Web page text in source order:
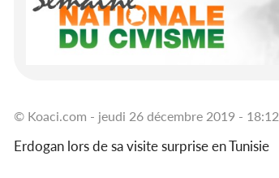
© Koaci.com - jeudi 26 décembre 2019 - 18:12
Erdogan lors de sa visite surprise en Tunisie